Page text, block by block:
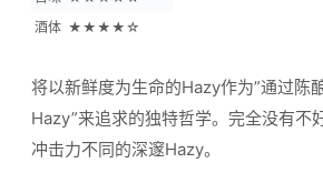
酒体 ★★★★☆
将以新鲜度为生命的Hazy作为”通过陈
Hazy”来追求的独特哲学。完全没有不
冲击力不同的深邃Hazy。